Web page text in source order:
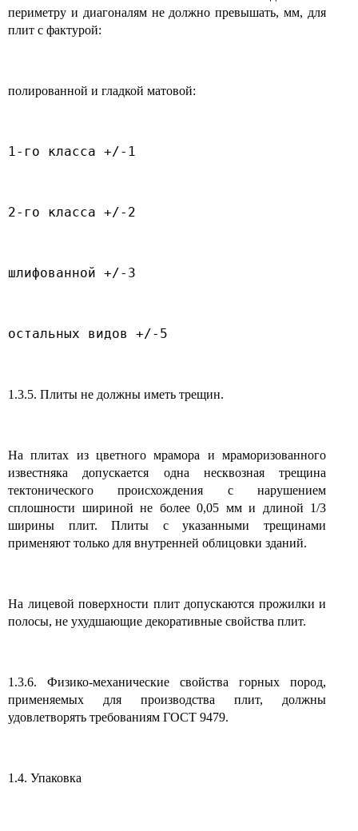
периметру и диагоналям не должно превышать, мм, для
плит с фактурой:
полированной и гладкой матовой:
1-го класса +/-1
2-го класса +/-2
шлифованной +/-3
остальных видов +/-5
1.3.5. Плиты не должны иметь трещин.
На плитах из цветного мрамора и мраморизованного
известняка допускается одна несквозная трещина
тектонического происхождения с нарушением
сплошности шириной не более 0,05 мм и длиной 1/3
ширины плит. Плиты с указанными трещинами
применяют только для внутренней облицовки зданий.
На лицевой поверхности плит допускаются прожилки и
полосы, не ухудшающие декоративные свойства плит.
1.3.6. Физико-механические свойства горных пород,
применяемых для производства плит, должны
удовлетворять требованиям ГОСТ 9479.
1.4. Упаковка